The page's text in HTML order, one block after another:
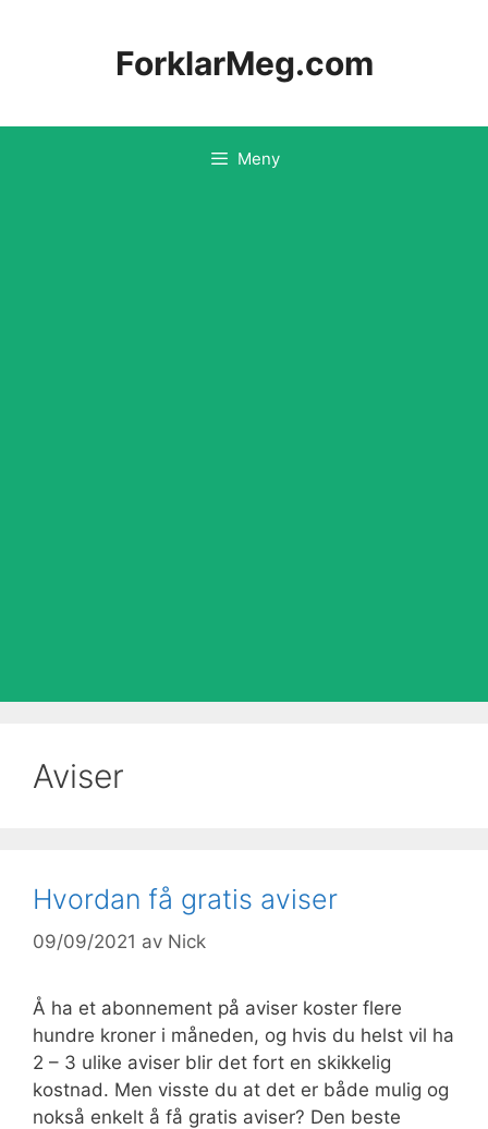
ForklarMeg.com
Meny
Aviser
Hvordan få gratis aviser
09/09/2021 av Nick
Å ha et abonnement på aviser koster flere
hundre kroner i måneden, og hvis du helst vil ha
2 – 3 ulike aviser blir det fort en skikkelig
kostnad. Men visste du at det er både mulig og
nokså enkelt å få gratis aviser? Den beste